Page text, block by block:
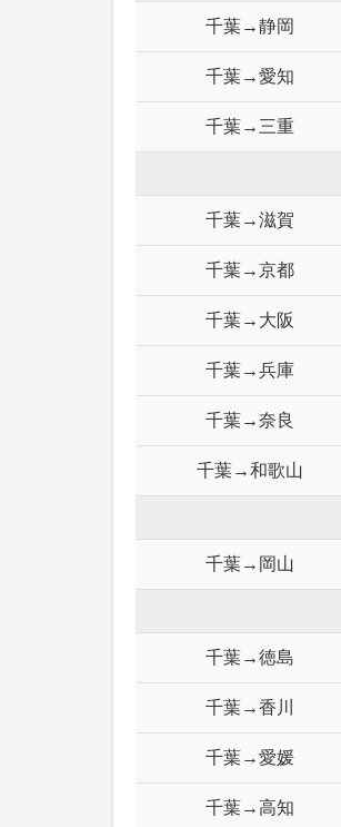
千葉→静岡
千葉→愛知
千葉→三重
千葉→滋賀
千葉→京都
千葉→大阪
千葉→兵庫
千葉→奈良
千葉→和歌山
千葉→岡山
千葉→徳島
千葉→香川
千葉→愛媛
千葉→高知